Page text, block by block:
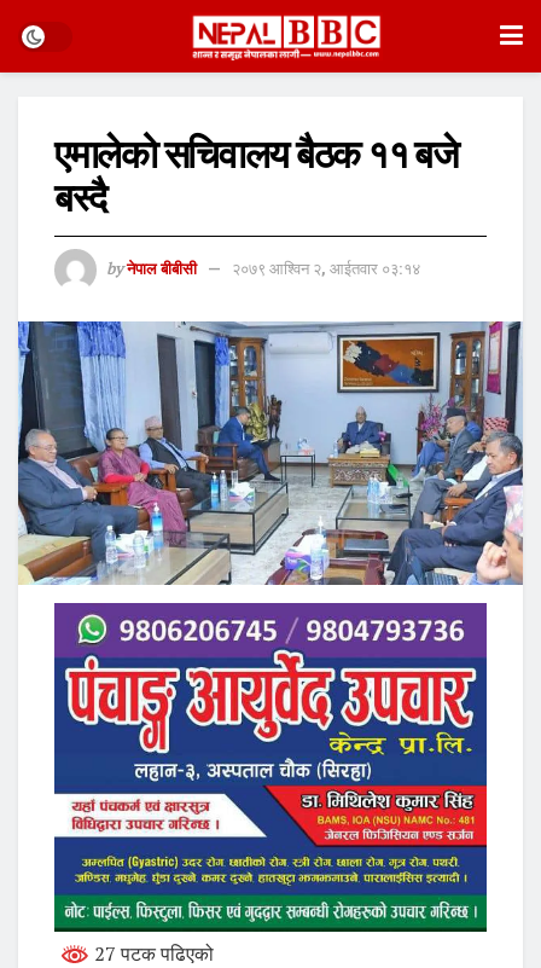
एमालेको सचिवालय बैठक ११ बजे
बस्दै
by नेपाल बीबीसी २०७९ आश्विन २, आईतवार ०३:१४
27 पटक पढिएको